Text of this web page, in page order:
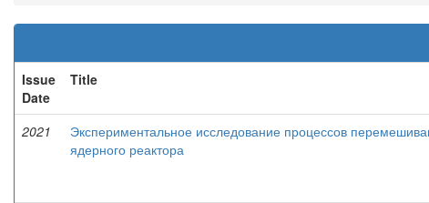
Issue
Date
Title
2021
Экспериментальное исследование процессов
ядерного реактора